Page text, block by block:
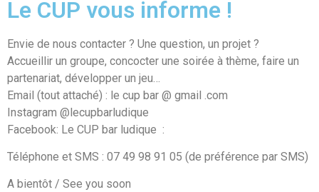
Le CUP vous informe !
Envie de nous contacter ? Une question, un projet ?
Accueillir un groupe, concocter une soirée à thème, faire un
partenariat, développer un jeu…
Email (tout attaché) : le cup bar @ gmail .com
Instagram @lecupbarludique
Facebook: Le CUP bar ludique :
Téléphone et SMS : 07 49 98 91 05 (de préférence par SMS)
A bientôt / See you soon